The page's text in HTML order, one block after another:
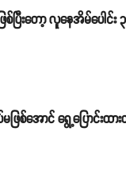
းတော့ လူနေအိမ်ပေါင်း
ြစ်အောင် ရွေ့ပြောင်း